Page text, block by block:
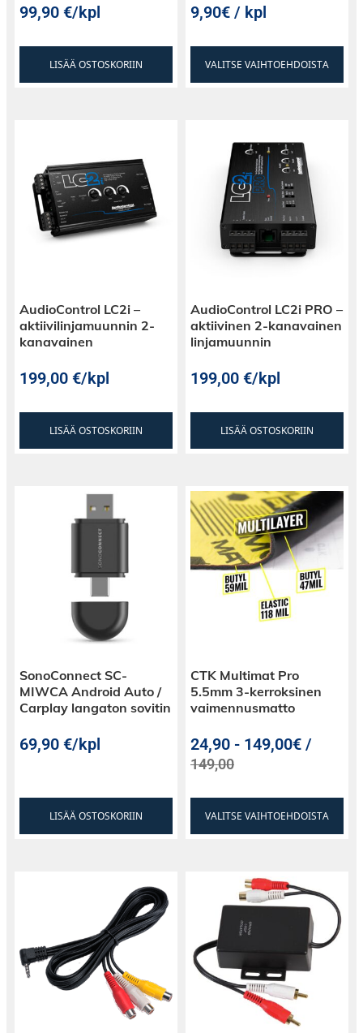
99,90€/kpl
LISÄÄ OSTOSKORIIN
9,90€ / kpl
VALITSE VAIHTOEHDOISTA
AudioControl LC2i –
aktiivilinjamuunnin 2-
kanavainen
199,00€/kpl
LISÄÄ OSTOSKORIIN
AudioControl LC2i PRO –
aktiivinen 2-kanavainen
linjamuunnin
199,00€/kpl
LISÄÄ OSTOSKORIIN
SonoConnect SC-
MIWCA Android Auto /
Carplay langaton sovitin
69,90€/kpl
LISÄÄ OSTOSKORIIN
CTK Multimat Pro
5.5mm 3-kerroksinen
vaimennusmatto
24,90 - 149,00€ /
149,00
VALITSE VAIHTOEHDOISTA